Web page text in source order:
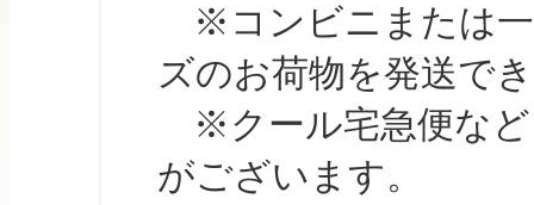
※コンビニまたは一
ズのお荷物を発送で
※クール宅急便など
がございます。